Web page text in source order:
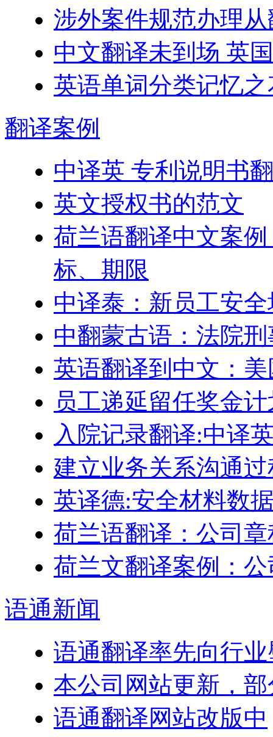
涉外案件规范办理
中文翻译未到场 英
英语单词分类记忆之
翻译案例
中译英 专利说明书
英文授权书的范文
荷兰语翻译中文案
标、期限
中译泰：新员工安
中翻蒙古语：法院
英语翻译到中文：
员工递延留任奖金计
入院记录翻译:中译
建立业务关系沟通
英译德:安全材料数
荷兰语翻译：公司
荷兰文翻译案例：
语通新闻
语通翻译率先向行
本公司网站更新，
语通翻译网站改版中